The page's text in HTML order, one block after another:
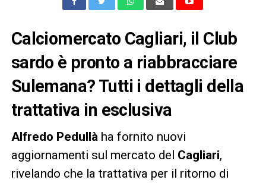
Calciomercato Cagliari, il Club
sardo è pronto a riabbracciare
Sulemana? Tutti i dettagli della
trattativa in esclusiva
Alfredo Pedullàha fornito nuovi
aggiornamenti sul mercato del Cagliari,
rivelando che la trattativa per il ritorno di